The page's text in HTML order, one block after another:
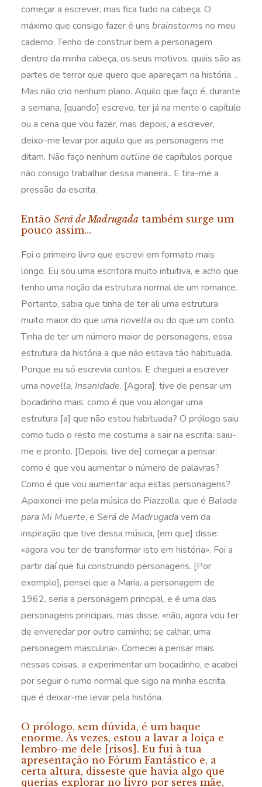
começar a escrever, mas fica tudo na cabeça. O
máximo que consigo fazer é uns brainstorms no meu
caderno. Tenho de construir bem a personagem
dentro da minha cabeça, os seus motivos, quais são as
partes de terror que quero que apareçam na história…
Mas não crio nenhum plano. Aquilo que faço é, durante
a semana, [quando] escrevo, ter já na mente o capítulo
ou a cena que vou fazer, mas depois, a escrever,
deixo-me levar por aquilo que as personagens me
ditam. Não faço nenhum outline de capítulos porque
não consigo trabalhar dessa maneira.. E tira-me a
pressão da escrita.
Então Será de Madrugada também surge um
pouco assim…
Foi o primeiro livro que escrevi em formato mais
longo. Eu sou uma escritora muito intuitiva, e acho que
tenho uma noção da estrutura normal de um romance.
Portanto, sabia que tinha de ter ali uma estrutura
muito maior do que uma novellaou do que um conto.
Tinha de ter um número maior de personagens, essa
estrutura da história a que não estava tão habituada.
Porque eu só escrevia contos. E cheguei a escrever
uma novella, Insanidade. [Agora], tive de pensar um
bocadinho mais: como é que vou alongar uma
estrutura [a] que não estou habituada? O prólogo saiu
como tudo o resto me costuma a sair na escrita: saiu-
me e pronto. [Depois, tive de] começar a pensar:
como é que vou aumentar o número de palavras?
Como é que vou aumentar aqui estas personagens?
Apaixonei-me pela música do Piazzolla, que é Balada
para Mi Muerte, e Será de Madrugadavem da
inspiração que tive dessa música, [em que] disse:
«agora vou ter de transformar isto em história». Foi a
partir daí que fui construindo personagens. [Por
exemplo], pensei que a Maria, a personagem de
1962, seria a personagem principal, e é uma das
personagens principais, mas disse: «não, agora vou ter
de enveredar por outro caminho; se calhar, uma
personagem masculina». Comecei a pensar mais
nessas coisas, a experimentar um bocadinho, e acabei
por seguir o rumo normal que sigo na minha escrita,
que é deixar-me levar pela história.
O prólogo, sem dúvida, é um baque
enorme. Às vezes, estou a lavar a loiça e
lembro-me dele [risos]. Eu fui à tua
apresentação no Fórum Fantástico e, a
certa altura, disseste que havia algo que
querias explorar no livro por seres mãe,